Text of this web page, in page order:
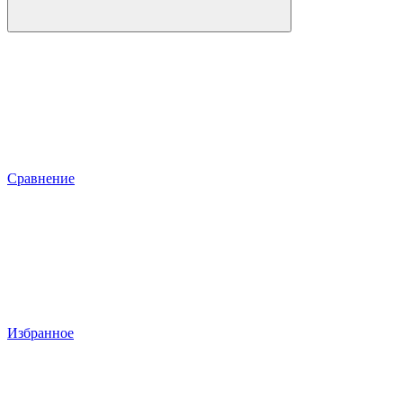
Сравнение
Избранное